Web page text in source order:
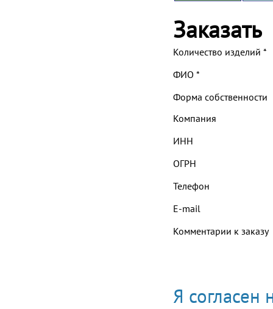
Заказать
Количество изделий *
ФИО *
Форма собственности
Компания
ИНН
ОГРН
Телефон
E-mail
Комментарии к заказу
Я согласен